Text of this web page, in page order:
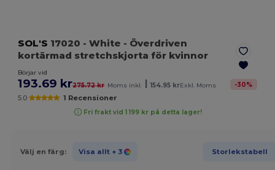
SOL'S 17020 - White - Överdriven
kortärmad stretchskjorta för kvinnor
Börjar vid
193.69 kr275.72 kr Moms inkl. 154.95 krExkl. Moms -30%
5.0 1 Recensioner
Fri frakt vid 1 199 kr på detta lager!
Välj en färg: Visa allt + 3 Storlekstabell